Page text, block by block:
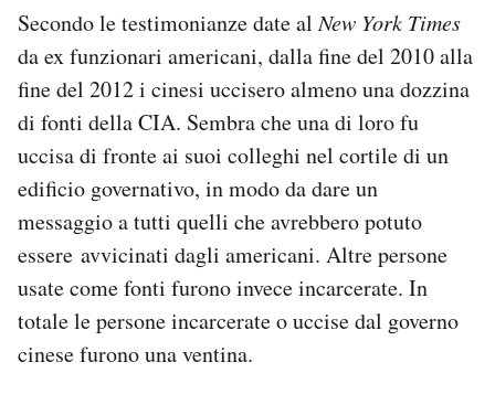
Secondo le testimonianze date alNew York Times
da ex funzionari americani, dalla fine del 2010 alla
fine del 2012 i cinesi uccisero almeno una dozzina
di fonti della CIA. Sembra che una di loro fu
uccisa di fronte ai suoi colleghi nel cortile di un
edificio governativo, in modo da dare un
messaggio a tutti quelli che avrebbero potuto
essere avvicinati dagli americani. Altre persone
usate come fonti furono invece incarcerate. In
totale le persone incarcerate o uccise dal governo
cinese furono una ventina.